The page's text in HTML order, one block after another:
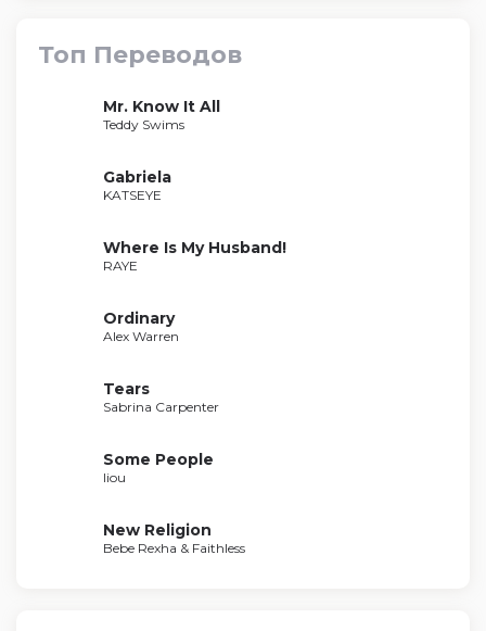
Топ Переводов
Mr. Know It All
Teddy Swims
Gabriela
KATSEYE
Where Is My Husband!
RAYE
Ordinary
Alex Warren
Tears
Sabrina Carpenter
Some People
liou
New Religion
Bebe Rexha & Faithless